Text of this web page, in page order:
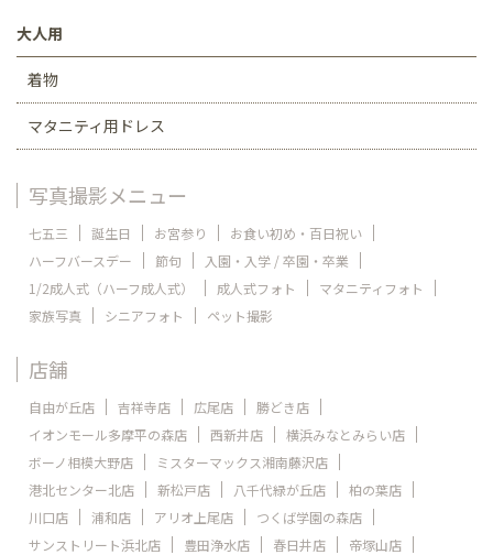
大人用
着物
マタニティ用ドレス
写真撮影メニュー
七五三 誕生日 お宮参り
お食い初め・百日祝い
ハーフバースデー
節句
入園・入学 / 卒園・卒業
1/2成人式（ハーフ成人式）
成人式フォト
マタニティフォト
家族写真
シニアフォト ペット撮影
店舗
自由が丘店 吉祥寺店 広尾店
勝どき店
イオンモール多摩平の森店
西新井店
横浜みなとみらい店
ボーノ相模大野店
ミスターマックス湘南藤沢店
港北センター北店
新松戸店 八千代緑が丘店
柏の葉店
川口店
浦和店 アリオ上尾店
つくば学園の森店
サンストリート浜北店
豊田浄水店 春日井店
帝塚山店